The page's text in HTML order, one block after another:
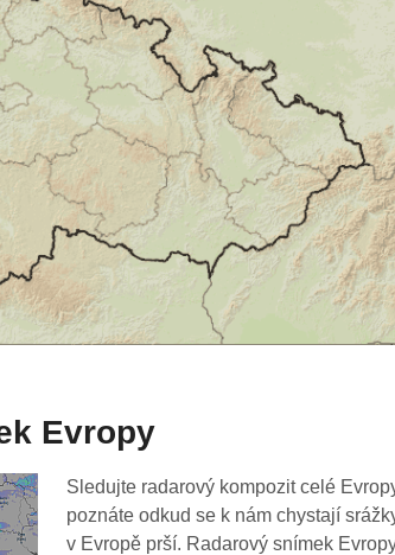
Evropy
Sledujte radarový kompozit celé
poznáte odkud se k nám chystají
v Evropě prší. Radarový snímek